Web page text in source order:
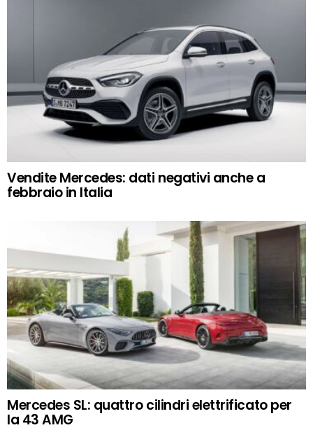
Vendite Mercedes: dati negativi anche a
febbraio in Italia
Mercedes SL: quattro cilindri elettrificato per
la 43 AMG